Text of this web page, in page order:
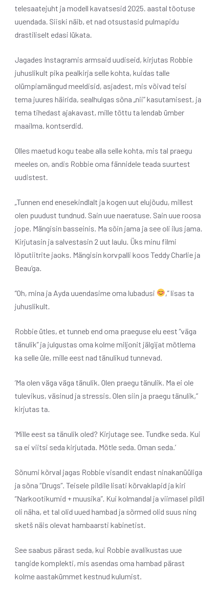
telesaatejuht ja modell kavatsesid 2025. aastal tõotuse
uuendada. Siiski näib, et nad otsustasid pulmapidu
drastiliselt edasi lükata.
Jagades Instagramis armsaid uudiseid, kirjutas Robbie
juhuslikult pika pealkirja selle kohta, kuidas talle
olümpiamängud meeldisid, asjadest, mis võivad teisi
tema juures häirida, sealhulgas sõna „nii” kasutamisest, ja
tema tihedast ajakavast, mille tõttu ta lendab ümber
maailma. kontserdid.
Olles maetud kogu teabe alla selle kohta, mis tal praegu
meeles on, andis Robbie oma fännidele teada suurtest
uudistest.
„Tunnen end enesekindlalt ja kogen uut elujõudu, millest
olen puudust tundnud. Sain uue naeratuse. Sain uue roosa
jope. Mängisin basseinis. Ma sõin jama ja see oli ilus jama.
Kirjutasin ja salvestasin 2 uut laulu. Üks minu filmi
lõputiitrite jaoks. Mängisin korvpalli koos Teddy Charlie ja
Beau’ga.
“Oh, mina ja Ayda uuendasime oma lubadusi
,” lisas ta
juhuslikult.
Robbie ütles, et tunneb end oma praeguse elu eest “väga
tänulik” ja julgustas oma kolme miljonit jälgijat mõtlema
ka selle üle, mille eest nad tänulikud tunnevad.
‘Ma olen väga väga tänulik. Olen praegu tänulik. Ma ei ole
tulevikus, väsinud ja stressis. Olen siin ja praegu tänulik,”
kirjutas ta.
‘Mille eest sa tänulik oled? Kirjutage see. Tundke seda. Kui
sa ei viitsi seda kirjutada. Mõtle seda. Oman seda.’
Sõnumi kõrval jagas Robbie visandit endast ninakanüüliga
ja sõna “Drugs”. Teisele pildile lisati kõrvaklapid ja kiri
“Narkootikumid + muusika”. Kui kolmandal ja viimasel pildil
oli näha, et tal olid uued hambad ja sõrmed olid suus ning
sketš näis olevat hambaarsti kabinetist.
See saabus pärast seda, kui Robbie avalikustas uue
tangide komplekti, mis asendas oma hambad pärast
kolme aastakümmet kestnud kulumist.